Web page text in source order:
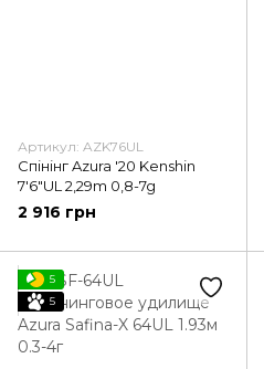
Артикул: AZK76UL
Спінінг Azura '20 Kenshin
7'6"UL 2,29m 0,8-7g
2 916 грн
5
5